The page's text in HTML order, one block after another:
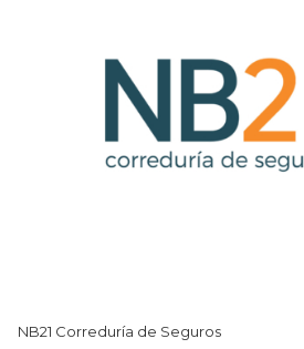
NB21 Correduría de Seguros